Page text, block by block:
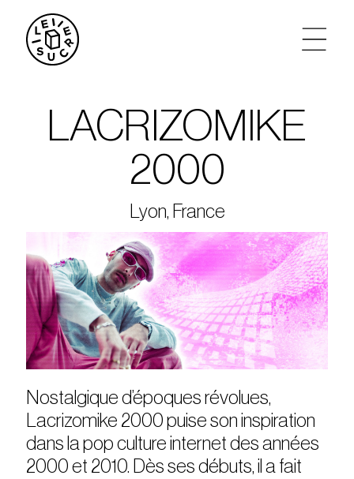
agenda
le sucre max
partenariats
privatisations
LACRIZOMIKE
2000
Lyon, France
Nostalgique d’époques révolues,
Lacrizomike 2000 puise son inspiration
dans la pop culture internet des années
2000 et 2010. Dès ses débuts, il a fait